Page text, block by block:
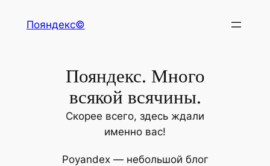
Пояндекс©
Пояндекс. Много
всякой всячины.
Скорее всего, здесь ждали
именно вас!
Poyandex — небольшой блог